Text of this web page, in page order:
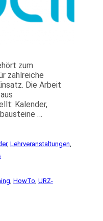
zum
zahlreiche
Die Arbeit
Kalender,
…
, Lehrveranstaltungen
HowTo URZ-